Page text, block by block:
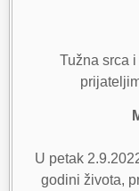
Tužna srca
U petak
godini života,